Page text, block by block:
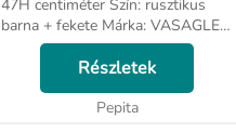
47H centiméter Szín: rusztikus
barna + fekete Márka: VASAGLE
Különleges jellemző: Hordozható
A cikkről Hívja meg barátait egy
szórakoztató délutánra
társasjátékokkal vag...
Részletek
Pepita